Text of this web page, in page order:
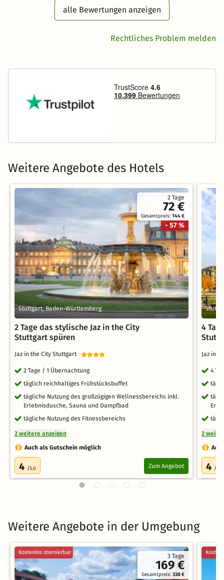
alle Bewertungen anzeigen
Rechtliches Problem melden
Weitere Angebote des Hotels
2 Tage
72 €
Gesamtpreis:144 €
- 57 %
Stuttgart, Baden-Württemberg
2 Tage das stylische Jaz in the City
Stuttgart spüren
Jaz in the City Stuttgart
2 Tage / 1 Übernachtung
täglich reichhaltiges Frühstücksbuffet
tägliche Nutzung des großzügigen Wellnessbereichs inkl.
Erlebnisdusche, Sauna und Dampfbad
tägliche Nutzung des Fitnessbereichs
2 weitere anzeigen
Auch als Gutschein möglich
4 /5.0 Zum Angebot
4
Jaz in
4
2
4 /5.0
Weitere Angebote in der Umgebung
3 Tage
169 €
Gesamtpreis:338 €
Kostenlos stornierbar